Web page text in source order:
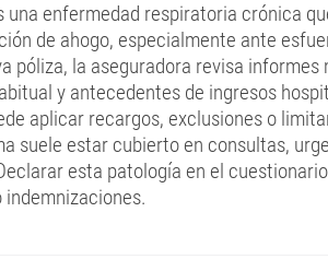
una enfermedad respiratoria crónica
de ahogo, especialmente ante
póliza, la aseguradora revisa informes
y antecedentes de ingresos
aplicar recargos, exclusiones o
suele estar cubierto en consultas,
esta patología en el